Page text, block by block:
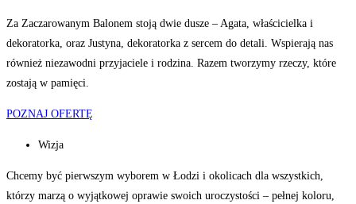
Za Zaczarowanym Balonem stoją dwie dusze – Agata, właścicielka i
dekoratorka, oraz Justyna, dekoratorka z sercem do detali. Wspierają nas
również niezawodni przyjaciele i rodzina. Razem tworzymy rzeczy, które
zostają w pamięci.
POZNAJ OFERTĘ
Wizja
Chcemy być pierwszym wyborem w Łodzi i okolicach dla wszystkich,
którzy marzą o wyjątkowej oprawie swoich uroczystości – pełnej koloru,